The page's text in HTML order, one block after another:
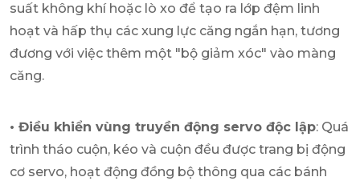
suất không khí hoặc lò xo để tạo ra lớp đệm linh
hoạt và hấp thụ các xung lực căng ngắn hạn, tương
đương với việc thêm một "bộ giảm xóc" vào màng
căng.
• Điều khiển vùng truyền động servo độc lập: Quá
trình tháo cuộn, kéo và cuộn đều được trang bị động
cơ servo, hoạt động đồng bộ thông qua các bánh